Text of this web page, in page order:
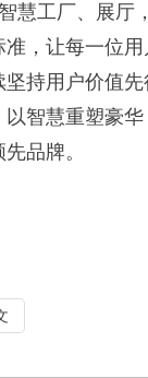
慧工厂、展厅
，让每一位
持用户价值
智慧重塑豪
品牌。